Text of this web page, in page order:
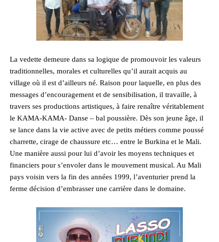
La vedette demeure dans sa logique de promouvoir les valeurs
traditionnelles, morales et culturelles qu’il aurait acquis au
village où il est d’ailleurs né. Raison pour laquelle, en plus des
messages d’encouragement et de sensibilisation, il travaille, à
travers ses productions artistiques, à faire renaître véritablement
le KAMA-KAMA- Danse – bal poussière. Dès son jeune âge, il
se lance dans la vie active avec de petits métiers comme poussé
charrette, cirage de chaussure etc… entre le Burkina et le Mali.
Une manière aussi pour lui d’avoir les moyens techniques et
financiers pour s’envoler dans le mouvement musical. Au Mali
pays voisin vers la fin des années 1999, l’aventurier prend la
ferme décision d’embrasser une carrière dans le domaine.